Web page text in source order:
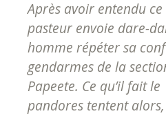
Après avoir entendu
pasteur envoie dare-
homme répéter sa
gendarmes de la
Papeete. Ce qu’il fait
pandores tentent